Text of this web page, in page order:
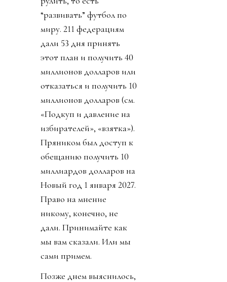
“развивать” футбол по
миру. 211 федерациям
дали 53 дня принять
этот план и получить 40
миллионов долларов или
отказаться и получить 10
миллионов долларов (см.
«Подкуп и давление на
избирателей», «взятка»).
Пряником был доступ к
обещанию получить 10
миллиардов долларов на
Новый год 1 января 2027.
Право на мнение
никому, конечно, не
дали. Принимайте как
мы вам сказали. Или мы
сами примем.
Позже днем выяснилось,